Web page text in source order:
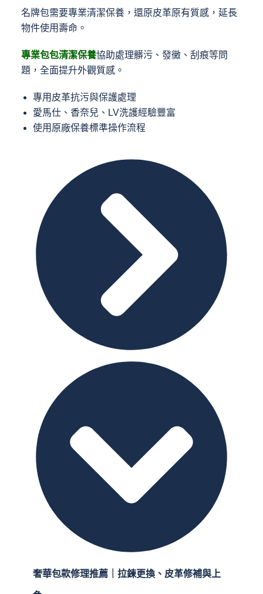
名牌包需要專業清潔保養，還原皮革原有質感，延長
物件使用壽命。
專業包包清潔保養協助處理髒污、發黴、刮痕等問
題，全面提升外觀質感。
專用皮革抗污與保護處理
愛馬仕、香奈兒、LV洗護經驗豐富
使用原廠保養標準操作流程
奢華包款修理推薦｜拉鍊更換、皮革修補與上